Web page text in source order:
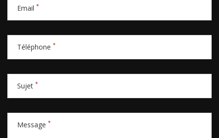
Email *
Téléphone *
Sujet *
Message *